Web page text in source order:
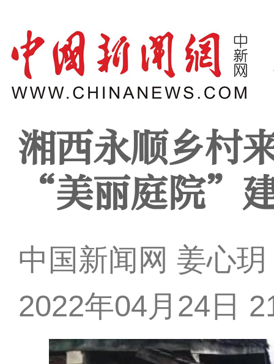
湘西永顺乡村
“美丽庭院”
中国新闻网 姜心
2022年04月24日